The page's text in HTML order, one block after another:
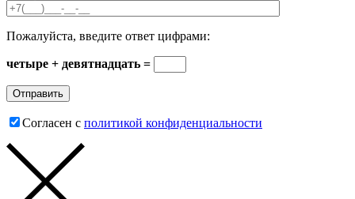
Пожалуйста, введите ответ цифрами:
четыре + девятнадцать =
Согласен с политикой конфиденциальности